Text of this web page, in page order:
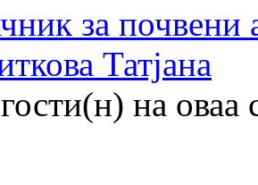
за почвени
Татјана
на оваа